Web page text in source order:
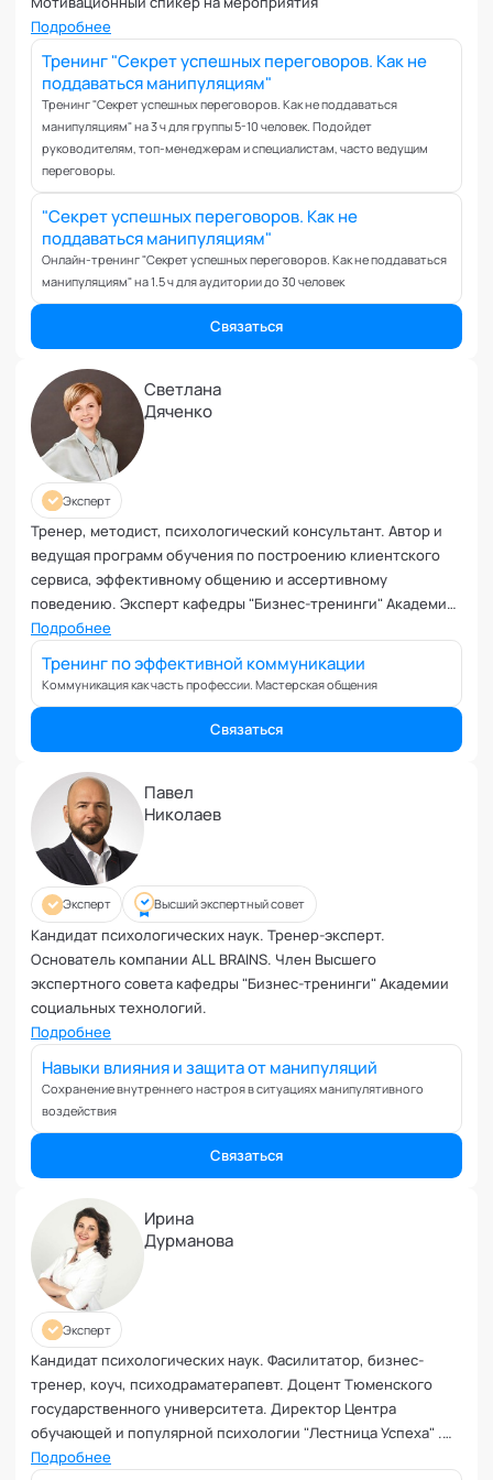
Кризисы
Маркетинговые и PR коммуникации
Межличностные конфликты
Наставничество
Обучение и образовательные программы
Ораторское искусство
Организация и проведение переговоров
Оргконсультирование
Осознанность
Отношения в паре
Отношения с родителями
Персональный коучинг
Пищевое поведение
Планирование и внедрение изменений
Поведенческий анализ
Подготовка и обучение специалистов
Половое воспитание
Презентация и искусство продаж
Проблемы с партнером
Прогнозирование
Продуктивность и мотивация сотрудников
Профайлинг и оценка персонала
Профориентация и поиск призвания
Психологические травмы и блоки
ПТСР
Развитие коммуникабельности
Развитие креативности
Развитие лидерских качеств
Разработка бизнес-процессов
Расставание
Ревность и измена
Самоорганизация и мотивация
Самооценка и уверенность в себе
Секс и сексуальность
Сложности в общении
Спорт и тренировки
Стресс
Токсичные отношения и созависимость
Травматический опыт
Тревожность
Тьюторство
Умение работать в команде
Управление продажами и маркетинг
Подробнее
Тренинг "Секрет успешных переговоров. Как не
поддаваться манипуляциям"
Тренинг "Секрет успешных переговоров. Как не поддаваться
манипуляциям" на 3 ч для группы 5-10 человек. Подойдет
руководителям, топ-менеджерам и специалистам, часто ведущим
переговоры.
"Секрет успешных переговоров. Как не
поддаваться манипуляциям"
Онлайн-тренинг "Секрет успешных переговоров. Как не поддаваться
манипуляциям" на 1.5 ч для аудитории до 30 человек
Связаться
Светлана
Дяченко
Эксперт
Тренер, методист, психологический консультант. Автор и
ведущая программ обучения по построению клиентского
сервиса, эффективному общению и ассертивному
поведению. Эксперт кафедры "Бизнес-тренинги" Академии
социальных технологий
Подробнее
Тренинг по эффективной коммуникации
Коммуникация как часть профессии. Мастерская общения
Связаться
Павел
Николаев
Эксперт Высший экспертный совет
Кандидат психологических наук. Тренер-эксперт.
Основатель компании ALL BRAINS. Член Высшего
экспертного совета кафедры "Бизнес-тренинги" Академии
социальных технологий.
Подробнее
Навыки влияния и защита от манипуляций
Сохранение внутреннего настроя в ситуациях манипулятивного
воздействия
Связаться
Ирина
Дурманова
Эксперт
Кандидат психологических наук. Фасилитатор, бизнес-
тренер, коуч, психодраматерапевт. Доцент Тюменского
государственного университета. Директор Центра
обучающей и популярной психологии "Лестница Успеха" .
Основные сферы деятельности: управленческий
Подробнее